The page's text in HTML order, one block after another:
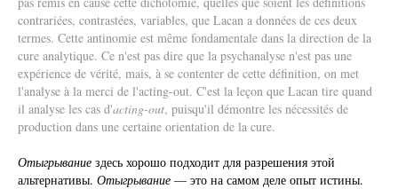
contrariées, contrastées, variables, que Lacan a données de ces deux
termes. Cette antinomie est même fondamentale dans la direction de la
cure analytique. Ce n'est pas dire que la psychanalyse n'est pas une
expérience de vérité, mais, à se contenter de cette définition, on met
l'analyse à la merci de l'acting-out. C'est la leçon que Lacan tire quand
il analyse les cas d'acting-out, puisqu'il démontre les nécessités de
production dans une certaine orientation de la cure.
Отыгрывание здесь хорошо подходит для разрешения этой
альтернативы. Отыгрывание — это на самом деле опыт истины.